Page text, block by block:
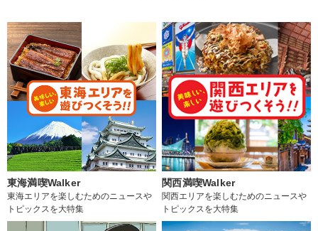
東海満喫Walker
東海エリアを楽しむためのニュースや
トピックスを大特集
関西満喫Walker
関西エリアを楽しむためのニュースや
トピックスを大特集